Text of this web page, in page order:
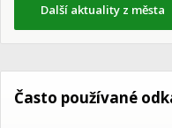
Další aktuality z města
Často používané